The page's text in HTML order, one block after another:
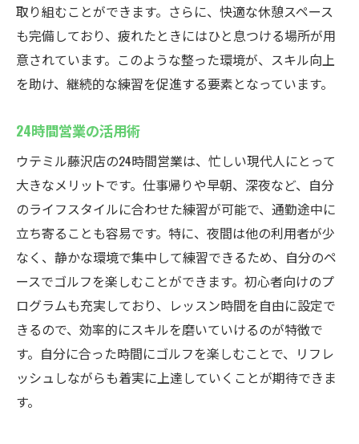
取り組むことができます。さらに、快適な休憩スペース
も完備しており、疲れたときにはひと息つける場所が用
意されています。このような整った環境が、スキル向上
を助け、継続的な練習を促進する要素となっています。
24時間営業の活用術
ウテミル藤沢店の24時間営業は、忙しい現代人にとって
大きなメリットです。仕事帰りや早朝、深夜など、自分
のライフスタイルに合わせた練習が可能で、通勤途中に
立ち寄ることも容易です。特に、夜間は他の利用者が少
なく、静かな環境で集中して練習できるため、自分のペ
ースでゴルフを楽しむことができます。初心者向けのプ
ログラムも充実しており、レッスン時間を自由に設定で
きるので、効率的にスキルを磨いていけるのが特徴で
す。自分に合った時間にゴルフを楽しむことで、リフレ
ッシュしながらも着実に上達していくことが期待できま
す。